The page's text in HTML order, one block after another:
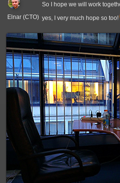
So I hope we will work
Elnar (CTO) yes, I very much hope so too!